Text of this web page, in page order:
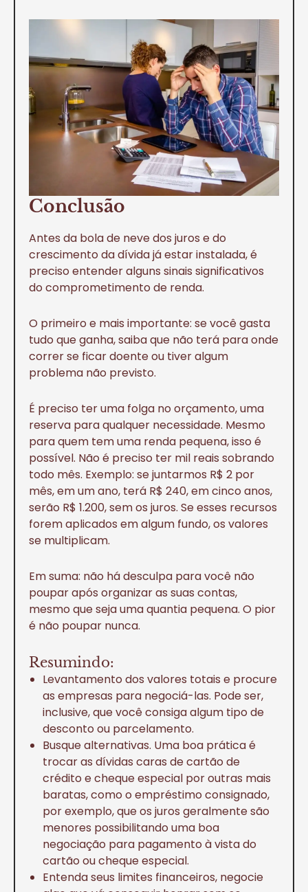
Conclusão
Antes da bola de neve dos juros e do
crescimento da dívida já estar instalada, é
preciso entender alguns sinais significativos
do comprometimento de renda.
O primeiro e mais importante: se você gasta
tudo que ganha, saiba que não terá para onde
correr se ficar doente ou tiver algum
problema não previsto.
É preciso ter uma folga no orçamento, uma
reserva para qualquer necessidade. Mesmo
para quem tem uma renda pequena, isso é
possível. Não é preciso ter mil reais sobrando
todo mês. Exemplo: se juntarmos R$ 2 por
mês, em um ano, terá R$ 240, em cinco anos,
serão R$ 1.200, sem os juros. Se esses recursos
forem aplicados em algum fundo, os valores
se multiplicam.
Em suma: não há desculpa para você não
poupar após organizar as suas contas,
mesmo que seja uma quantia pequena. O pior
é não poupar nunca.
Resumindo:
Levantamento dos valores totais e procure
as empresas para negociá-las. Pode ser,
inclusive, que você consiga algum tipo de
desconto ou parcelamento.
Busque alternativas. Uma boa prática é
trocar as dívidas caras de cartão de
crédito e cheque especial por outras mais
baratas, como o empréstimo consignado,
por exemplo, que os juros geralmente são
menores possibilitando uma boa
negociação para pagamento à vista do
cartão ou cheque especial.
Entenda seus limites financeiros, negocie